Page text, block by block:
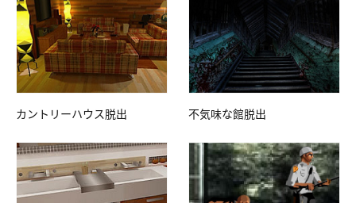
カントリーハウス脱出 不気味な館脱出